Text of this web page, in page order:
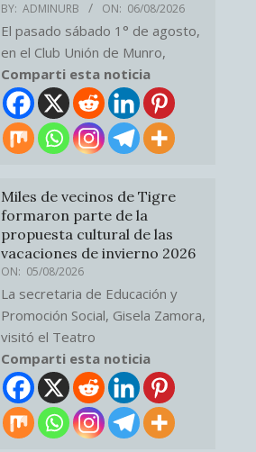
BY: ADMINURB ON: 06/08/2026
El pasado sábado 1° de agosto,
en el Club Unión de Munro,
Comparti esta noticia
Miles de vecinos de Tigre
formaron parte de la
propuesta cultural de las
vacaciones de invierno 2026
ON: 05/08/2026
La secretaria de Educación y
Promoción Social, Gisela Zamora,
visitó el Teatro
Comparti esta noticia